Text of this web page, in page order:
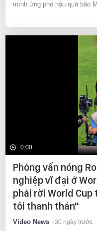
mình ứng phó hậu quả bão
0:00
Phỏng vấn nóng
nghiệp vĩ đại ở
phải rời World
tôi thanh thản"
Video News 30 ngày trước